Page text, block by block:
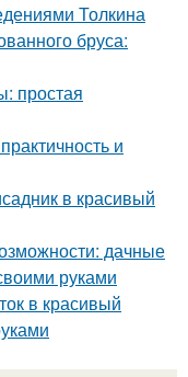
Толкина
бруса:
простая
и
в красивый
дачные
руками
в красивый